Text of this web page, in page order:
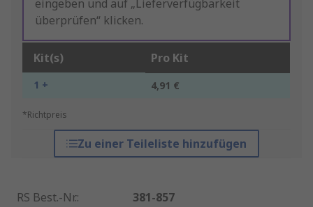
eingeben und auf „Lieferverfügbarkeit
überprüfen“ klicken.
Kit(s) Pro Kit
1 + 4,91 €
*Richtpreis
Zu einer Teileliste hinzufügen
RS Best.-Nr.:
381-857